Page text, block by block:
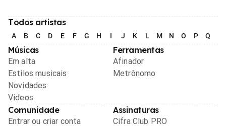
Todos artistas
A B C D E F G H I J K L M N O P Q
Músicas
Em alta
Estilos musicais
Novidades
Videos
Ferramentas
Afinador
Metrônomo
Comunidade
Entrar ou criar conta
Assinaturas
Cifra Club PRO